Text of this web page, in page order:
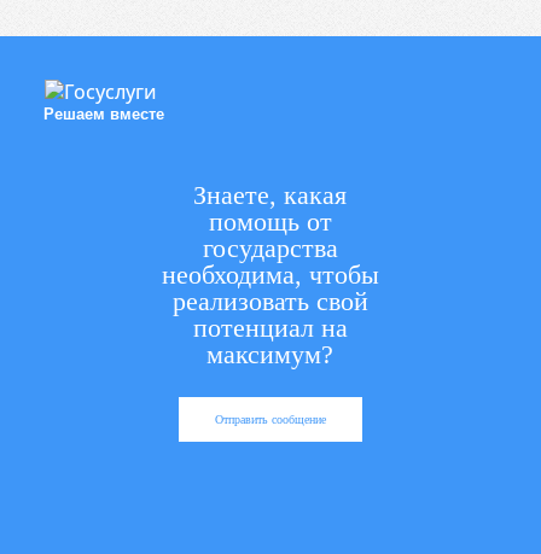
Решаем вместе
Знаете, какая
помощь от
государства
необходима, чтобы
реализовать свой
потенциал на
максимум?
Отправить сообщение